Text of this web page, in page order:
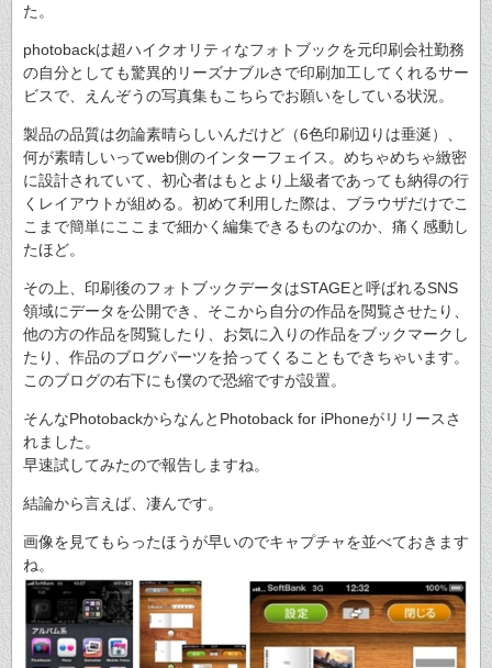
た。
photobackは超ハイクオリティなフォトブックを元印刷会社勤務
の自分としても驚異的リーズナブルさで印刷加工してくれるサー
ビスで、えんぞうの写真集もこちらでお願いをしている状況。
製品の品質は勿論素晴らしいんだけど（6色印刷辺りは垂涎）、
何が素晴しいってweb側のインターフェイス。めちゃめちゃ緻密
に設計されていて、初心者はもとより上級者であっても納得の行
くレイアウトが組める。初めて利用した際は、ブラウザだけでこ
こまで簡単にここまで細かく編集できるものなのか、痛く感動し
たほど。
その上、印刷後のフォトブックデータはSTAGEと呼ばれるSNS
領域にデータを公開でき、そこから自分の作品を閲覧させたり、
他の方の作品を閲覧したり、お気に入りの作品をブックマークし
たり、作品のブログパーツを拾ってくることもできちゃいます。
このブログの右下にも僕ので恐縮ですが設置。
そんなPhotobackからなんとPhotoback for iPhoneがリリースさ
れました。
早速試してみたので報告しますね。
結論から言えば、凄んです。
画像を見てもらったほうが早いのでキャプチャを並べておきます
ね。